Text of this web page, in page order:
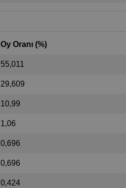
Oy Oranı (%)
55,011
29,609
10,99
1,06
0,696
0,696
0,424